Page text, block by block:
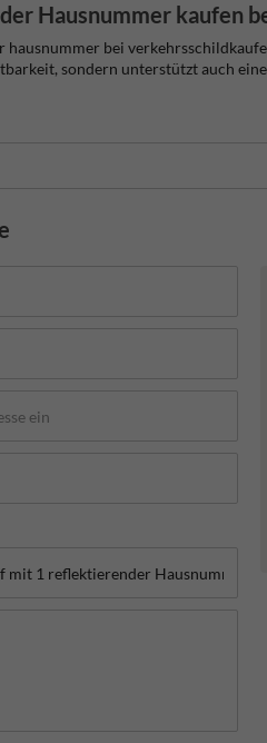
Hausnummer kaufen
bei
sondern unterstützt auch